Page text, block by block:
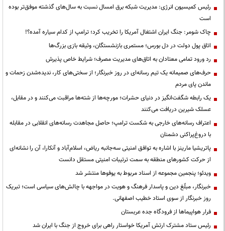
رئیس کمیسیون انرژی: مدیریت شبکه برق امسال نسبت به سال‌های گذشته موفق‌تر بوده
است
چاک شومر: جنگ ایران اشتغال آمریکا را تخریب کرد؛ ترامپ از کدام سیاره آمده؟!
اتاق پول دولت در دل بورس؛ مستمری بازنشستگان، وثیقه بازی بزرگ‌ها
رد ورود تمامی معتادان به اتاق‌های مدیریت مصرف؛ شرایط خاص پذیرش
حرف‌های صمیمانه یک تیم رسانه‌ای در روز خبرنگار؛ از سختی‌های کار، ندیده‌شدن زحمات و
ماندن پای مردم
یک رابطه شگفت‌انگیز در دنیای حشرات؛ مورچه‌ها از شته‌ها مراقبت می‌کنند و در مقابل،
عسلک شیرین دریافت می‌کنند
اعتراف رسانه‌های خارجی به شکست ترامپ؛ حاصل مجاهدت رسانه‌های انقلابی در مقابله
با دروغ‌پراکنی دشمنان
پاتریشیا مارینز با اشاره به توافق امنیتی سه‌جانبه ریاض، اسلام‌آباد و آنکارا، آن را نشانه‌ای
از حرکت کشورهای منطقه به سمت ترتیبات امنیتی مستقل دانست
ویدئو؛ پنجمین مجموعه از اسناد مربوط به یوفوها منتشر شد
خبرنگار، مبلّغ دین و پاسدار فرهنگ و هویت در مواجهه با چالش‌های سیاسی است؛ تبریک
روز خبرنگار از سوی استاد خطیب اصفهانی.
فرار هواپیماها از فرودگاه جده عربستان
رئیس ستاد مشترک ارتش آمریکا خواستار راهی برای خروج از جنگ با ایران شد